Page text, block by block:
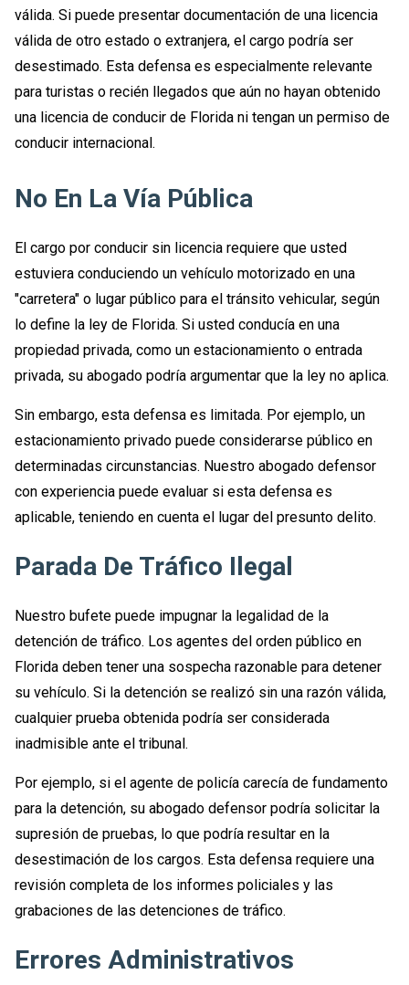
válida. Si puede presentar documentación de una licencia
válida de otro estado o extranjera, el cargo podría ser
desestimado. Esta defensa es especialmente relevante
para turistas o recién llegados que aún no hayan obtenido
una licencia de conducir de Florida ni tengan un permiso de
conducir internacional.
No En La Vía Pública
El cargo por conducir sin licencia requiere que usted
estuviera conduciendo un vehículo motorizado en una
"carretera" o lugar público para el tránsito vehicular, según
lo define la ley de Florida. Si usted conducía en una
propiedad privada, como un estacionamiento o entrada
privada, su abogado podría argumentar que la ley no aplica.
Sin embargo, esta defensa es limitada. Por ejemplo, un
estacionamiento privado puede considerarse público en
determinadas circunstancias. Nuestro abogado defensor
con experiencia puede evaluar si esta defensa es
aplicable, teniendo en cuenta el lugar del presunto delito.
Parada De Tráfico Ilegal
Nuestro bufete puede impugnar la legalidad de la
detención de tráfico. Los agentes del orden público en
Florida deben tener una sospecha razonable para detener
su vehículo. Si la detención se realizó sin una razón válida,
cualquier prueba obtenida podría ser considerada
inadmisible ante el tribunal.
Por ejemplo, si el agente de policía carecía de fundamento
para la detención, su abogado defensor podría solicitar la
supresión de pruebas, lo que podría resultar en la
desestimación de los cargos. Esta defensa requiere una
revisión completa de los informes policiales y las
grabaciones de las detenciones de tráfico.
Errores Administrativos